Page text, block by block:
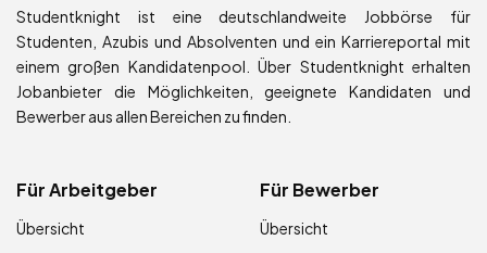
Studentknight ist eine deutschlandweite Jobbörse für
Studenten, Azubis und Absolventen und ein Karriereportal mit
einem großen Kandidatenpool. Über Studentknight erhalten
Jobanbieter die Möglichkeiten, geeignete Kandidaten und
Bewerber aus allen Bereichen zu finden.
Für Arbeitgeber
Übersicht
Für Bewerber
Übersicht